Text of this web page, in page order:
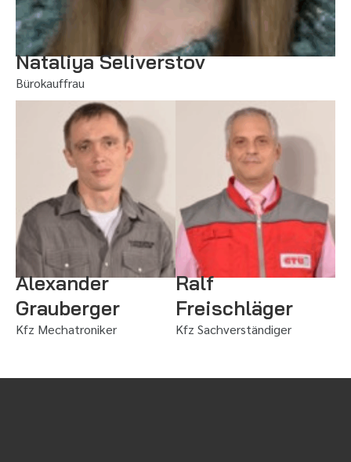
Nataliya Seliverstov
Bürokauffrau
Alexander
Grauberger
Kfz Mechatroniker
Ralf
Freischläger
Kfz Sachverständiger